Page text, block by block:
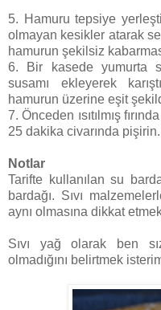
5. Hamuru tepsiye
olmayan kesikler atarak
hamurun şekilsiz
6. Bir kasede yumurta
susamı ekleyerek
hamurun üzerine eşit
7. Önceden ısıtılmış
25 dakika civarında
Notlar
Tarifte kullanılan su
bardağı. Sıvı
aynı olmasına dikkat
Sıvı yağ olarak ben
olmadığını belirtmek